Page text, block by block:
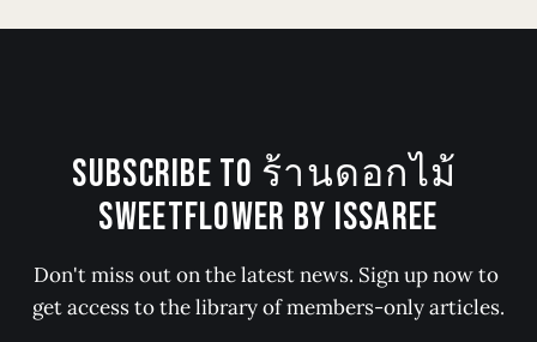
SUBSCRIBE TO ร้านดอกไม้
SWEETFLOWER BY ISSAREE
Don't miss out on the latest news. Sign up now to
get access to the library of members-only articles.